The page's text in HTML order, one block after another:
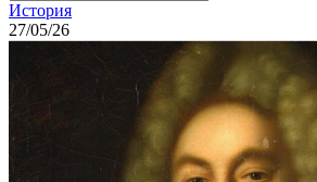
История
27/05/26